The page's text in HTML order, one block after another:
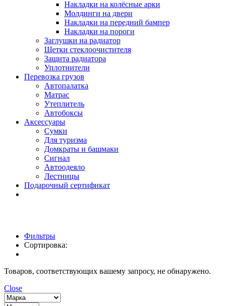
Накладки на колёсные арки
Молдинги на двери
Накладки на передний бампер
Накладки на пороги
Заглушки на радиатор
Щетки стеклоочистителя
Защита радиатора
Уплотнители
Перевозка грузов
Автопалатка
Матрас
Утеплитель
Автобоксы
Аксессуары
Сумки
Для туризма
Домкраты и башмаки
Сигнал
Автоодеяло
Лестницы
Подарочный сертификат
Фильтры
Сортировка:
Товаров, соответствующих вашему запросу, не обнаружено.
Close